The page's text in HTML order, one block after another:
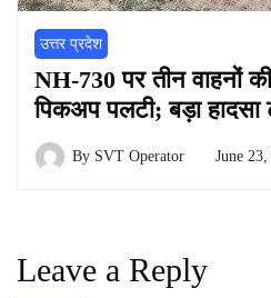
उत्तर प्रदेश
NH-730 पर तीन वाहनों
पिकअप पलटी; बड़ा हादसा
By SVT Operator June
Leave a Reply